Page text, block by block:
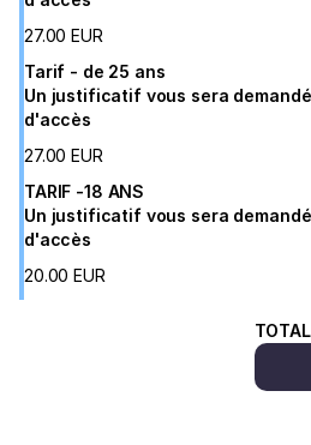
27.00 EUR
Tarif - de 25 ans
Un justificatif vous sera
d'accès
27.00 EUR
TARIF -18 ANS
Un justificatif vous sera
d'accès
20.00 EUR
TOTAL